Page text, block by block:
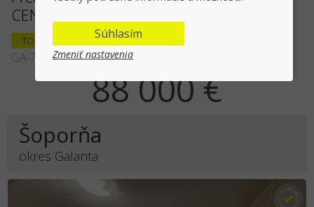
CENA - EXKLUZÍVNE HALO REALITY
TOP PONUKA
GA-72268
88 000 €
Šoporňa
okres Galanta
Súhlasím
Zmeniť nastavenia